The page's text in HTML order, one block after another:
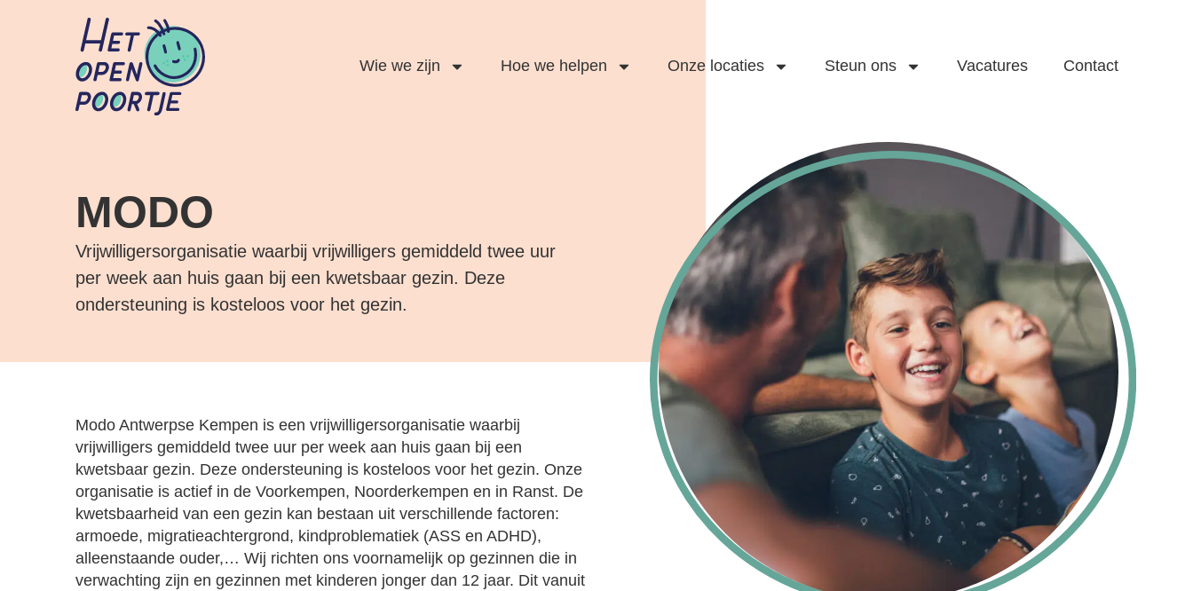
Wie we zijn Hoe we helpen Onze locaties Steun ons Vacatures Contact
MODO
Vrijwilligersorganisatie waarbij vrijwilligers gemiddeld twee uur
per week aan huis gaan bij een kwetsbaar gezin. Deze
ondersteuning is kosteloos voor het gezin.
Modo Antwerpse Kempen is een vrijwilligersorganisatie waarbij
vrijwilligers gemiddeld twee uur per week aan huis gaan bij een
kwetsbaar gezin. Deze ondersteuning is kosteloos voor het gezin. Onze
organisatie is actief in de Voorkempen, Noorderkempen en in Ranst. De
kwetsbaarheid van een gezin kan bestaan uit verschillende factoren:
armoede, migratieachtergrond, kindproblematiek (ASS en ADHD),
alleenstaande ouder,… Wij richten ons voornamelijk op gezinnen die in
verwachting zijn en gezinnen met kinderen jonger dan 12 jaar. Dit vanuit